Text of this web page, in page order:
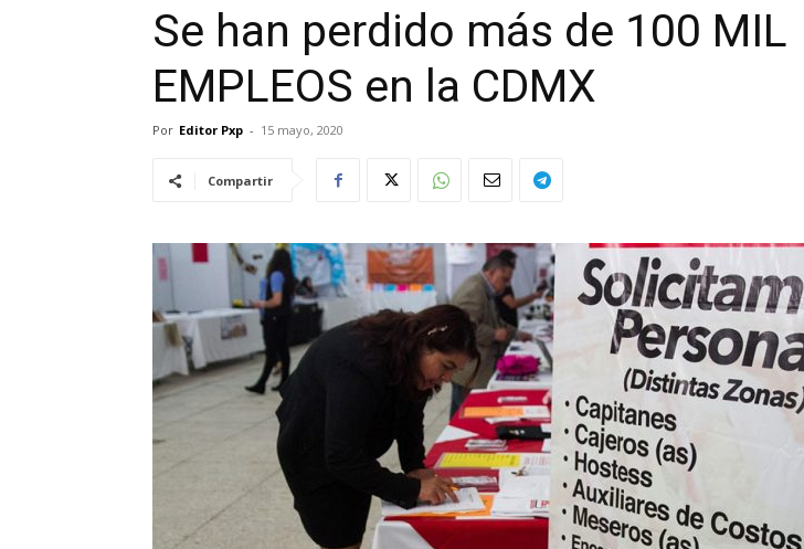
Se han perdido más de 100 MIL
EMPLEOS en la CDMX
Por Editor Pxp - 15 mayo, 2020
Compartir